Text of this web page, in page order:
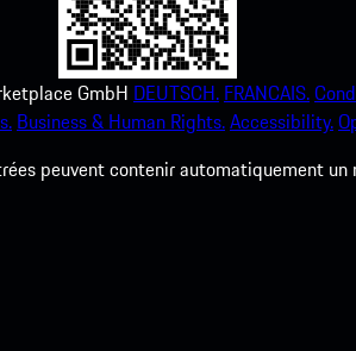
GmbH DEUTSCH. FRANCAIS.
Business & Human Rights.Accessibility.
peuvent contenir automatiquement